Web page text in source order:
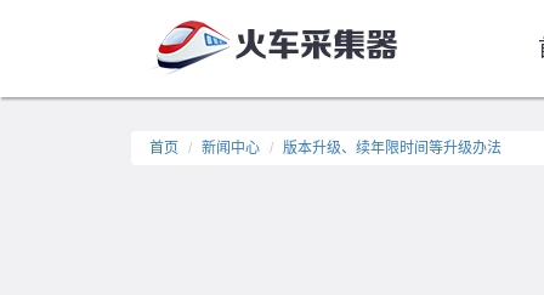
首页 新闻中心 版本升级、续年限时间等升级办法